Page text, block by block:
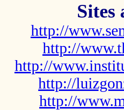
Sites
http://
http://
http://
http://
http://